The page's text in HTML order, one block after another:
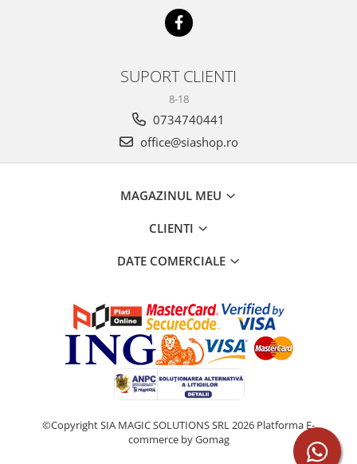
SUPORT CLIENTI
8-18
0734740441
office@siashop.ro
MAGAZINUL MEU
CLIENTI
DATE COMERCIALE
©Copyright SIA MAGIC SOLUTIONS SRL 2026 Platforma E-
commerce by Gomag